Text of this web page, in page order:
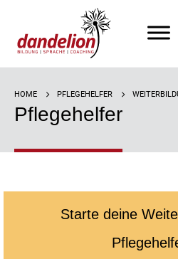
HOME PFLEGEHELFER
Pflegehelfer
Starte deine